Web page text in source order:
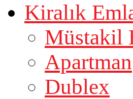
Kiralık
Müstakil
Apartman
Dublex